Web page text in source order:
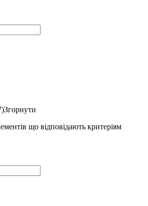
Згорнути
що відповідають критеріям